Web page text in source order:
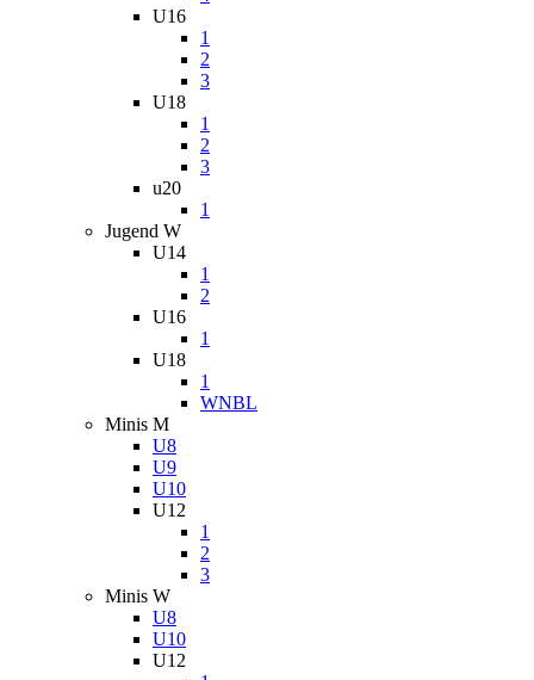
U16
1
2
3
U18
1
2
3
u20
1
Jugend W
U14
1
2
U16
1
U18
1
WNBL
Minis M
U8
U9
U10
U12
1
2
3
Minis W
U8
U10
U12